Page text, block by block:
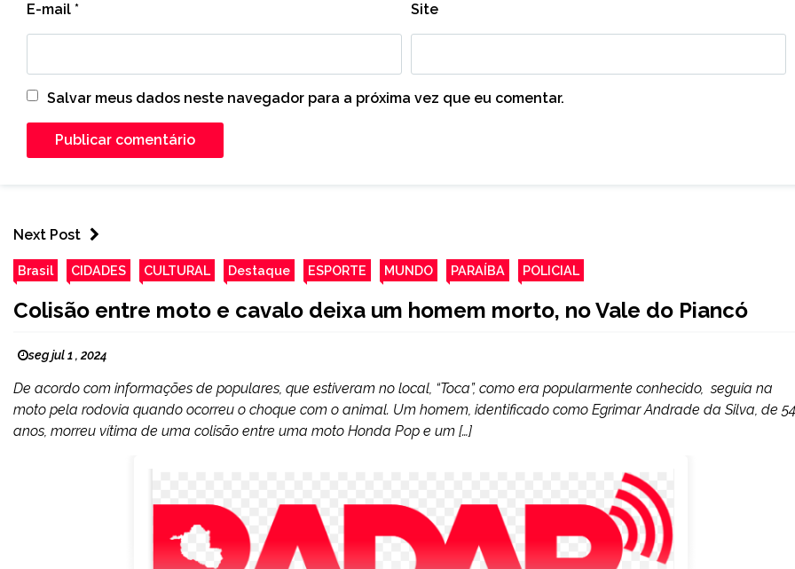
E-mail * Site
Salvar meus dados neste navegador para a próxima vez que eu comentar.
Next Post
Brasil CIDADES CULTURAL Destaque ESPORTE MUNDO PARAÍBA POLICIAL
Colisão entre moto e cavalo deixa um homem morto, no Vale do Piancó
seg jul 1 , 2024
De acordo com informações de populares, que estiveram no local, “Toca”, como era popularmente conhecido, seguia na
moto pela rodovia quando ocorreu o choque com o animal. Um homem, identificado como Egrimar Andrade da Silva, de 54
anos, morreu vítima de uma colisão entre uma moto Honda Pop e um […]